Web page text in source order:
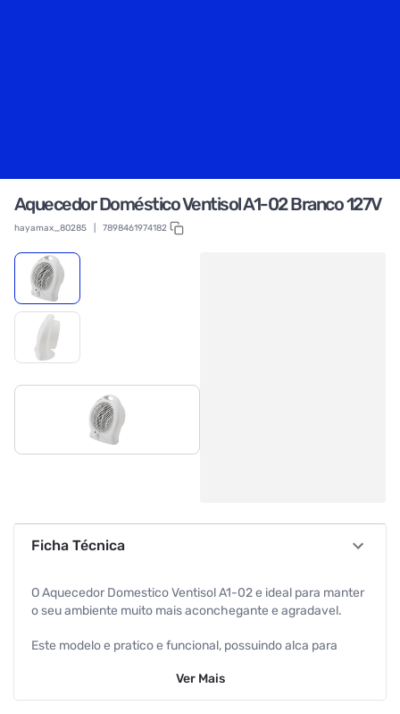
Aquecedor Doméstico Ventisol A1-02 Branco 127V
hayamax_80285 7898461974182
Ficha Técnica
O Aquecedor Domestico Ventisol A1-02 e ideal para manter
o seu ambiente muito mais aconchegante e agradavel.
Este modelo e pratico e funcional, possuindo alca para
Alem disso, ele e seguro, pois conta com dispositivo de
Ver Mais